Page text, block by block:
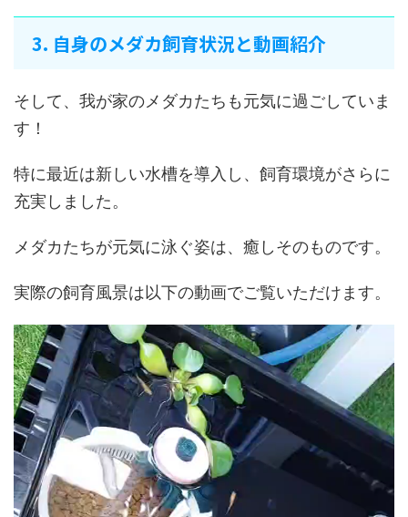
3. 自身のメダカ飼育状況と動画紹介
そして、我が家のメダカたちも元気に過ごしていま
す！
特に最近は新しい水槽を導入し、飼育環境がさらに
充実しました。
メダカたちが元気に泳ぐ姿は、癒しそのものです。
実際の飼育風景は以下の動画でご覧いただけます。
動
画
プ
レ
ー
ヤ
ー